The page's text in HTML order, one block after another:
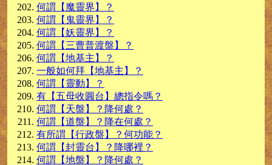
何謂【魔靈界】？
何謂【鬼靈界】？
何謂【妖靈界】？
何謂【三曹普渡盤】？
何謂【地基主】？
一般如何拜【地基主】？
何謂【靈動】？
有【五母收圓台】總指令嗎？
何謂【天盤】？降何處？
何謂【道盤】？降在何處？
有所謂【行政盤】？何功能？
何謂【封靈台】？降哪裡？
何謂【地盤】？降何處？